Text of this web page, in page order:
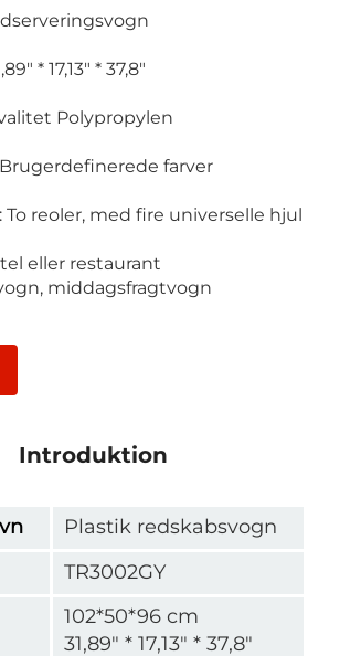
* 17,13" * 37,8"
Polypropylen
Brugerdefinerede farver
reoler, med fire universelle hjul
eller restaurant
middagsfragtvogn
Introduktion
Plastik redskabsvogn
TR3002GY
102*50*96 cm
31,89" * 17,13" * 37,8"